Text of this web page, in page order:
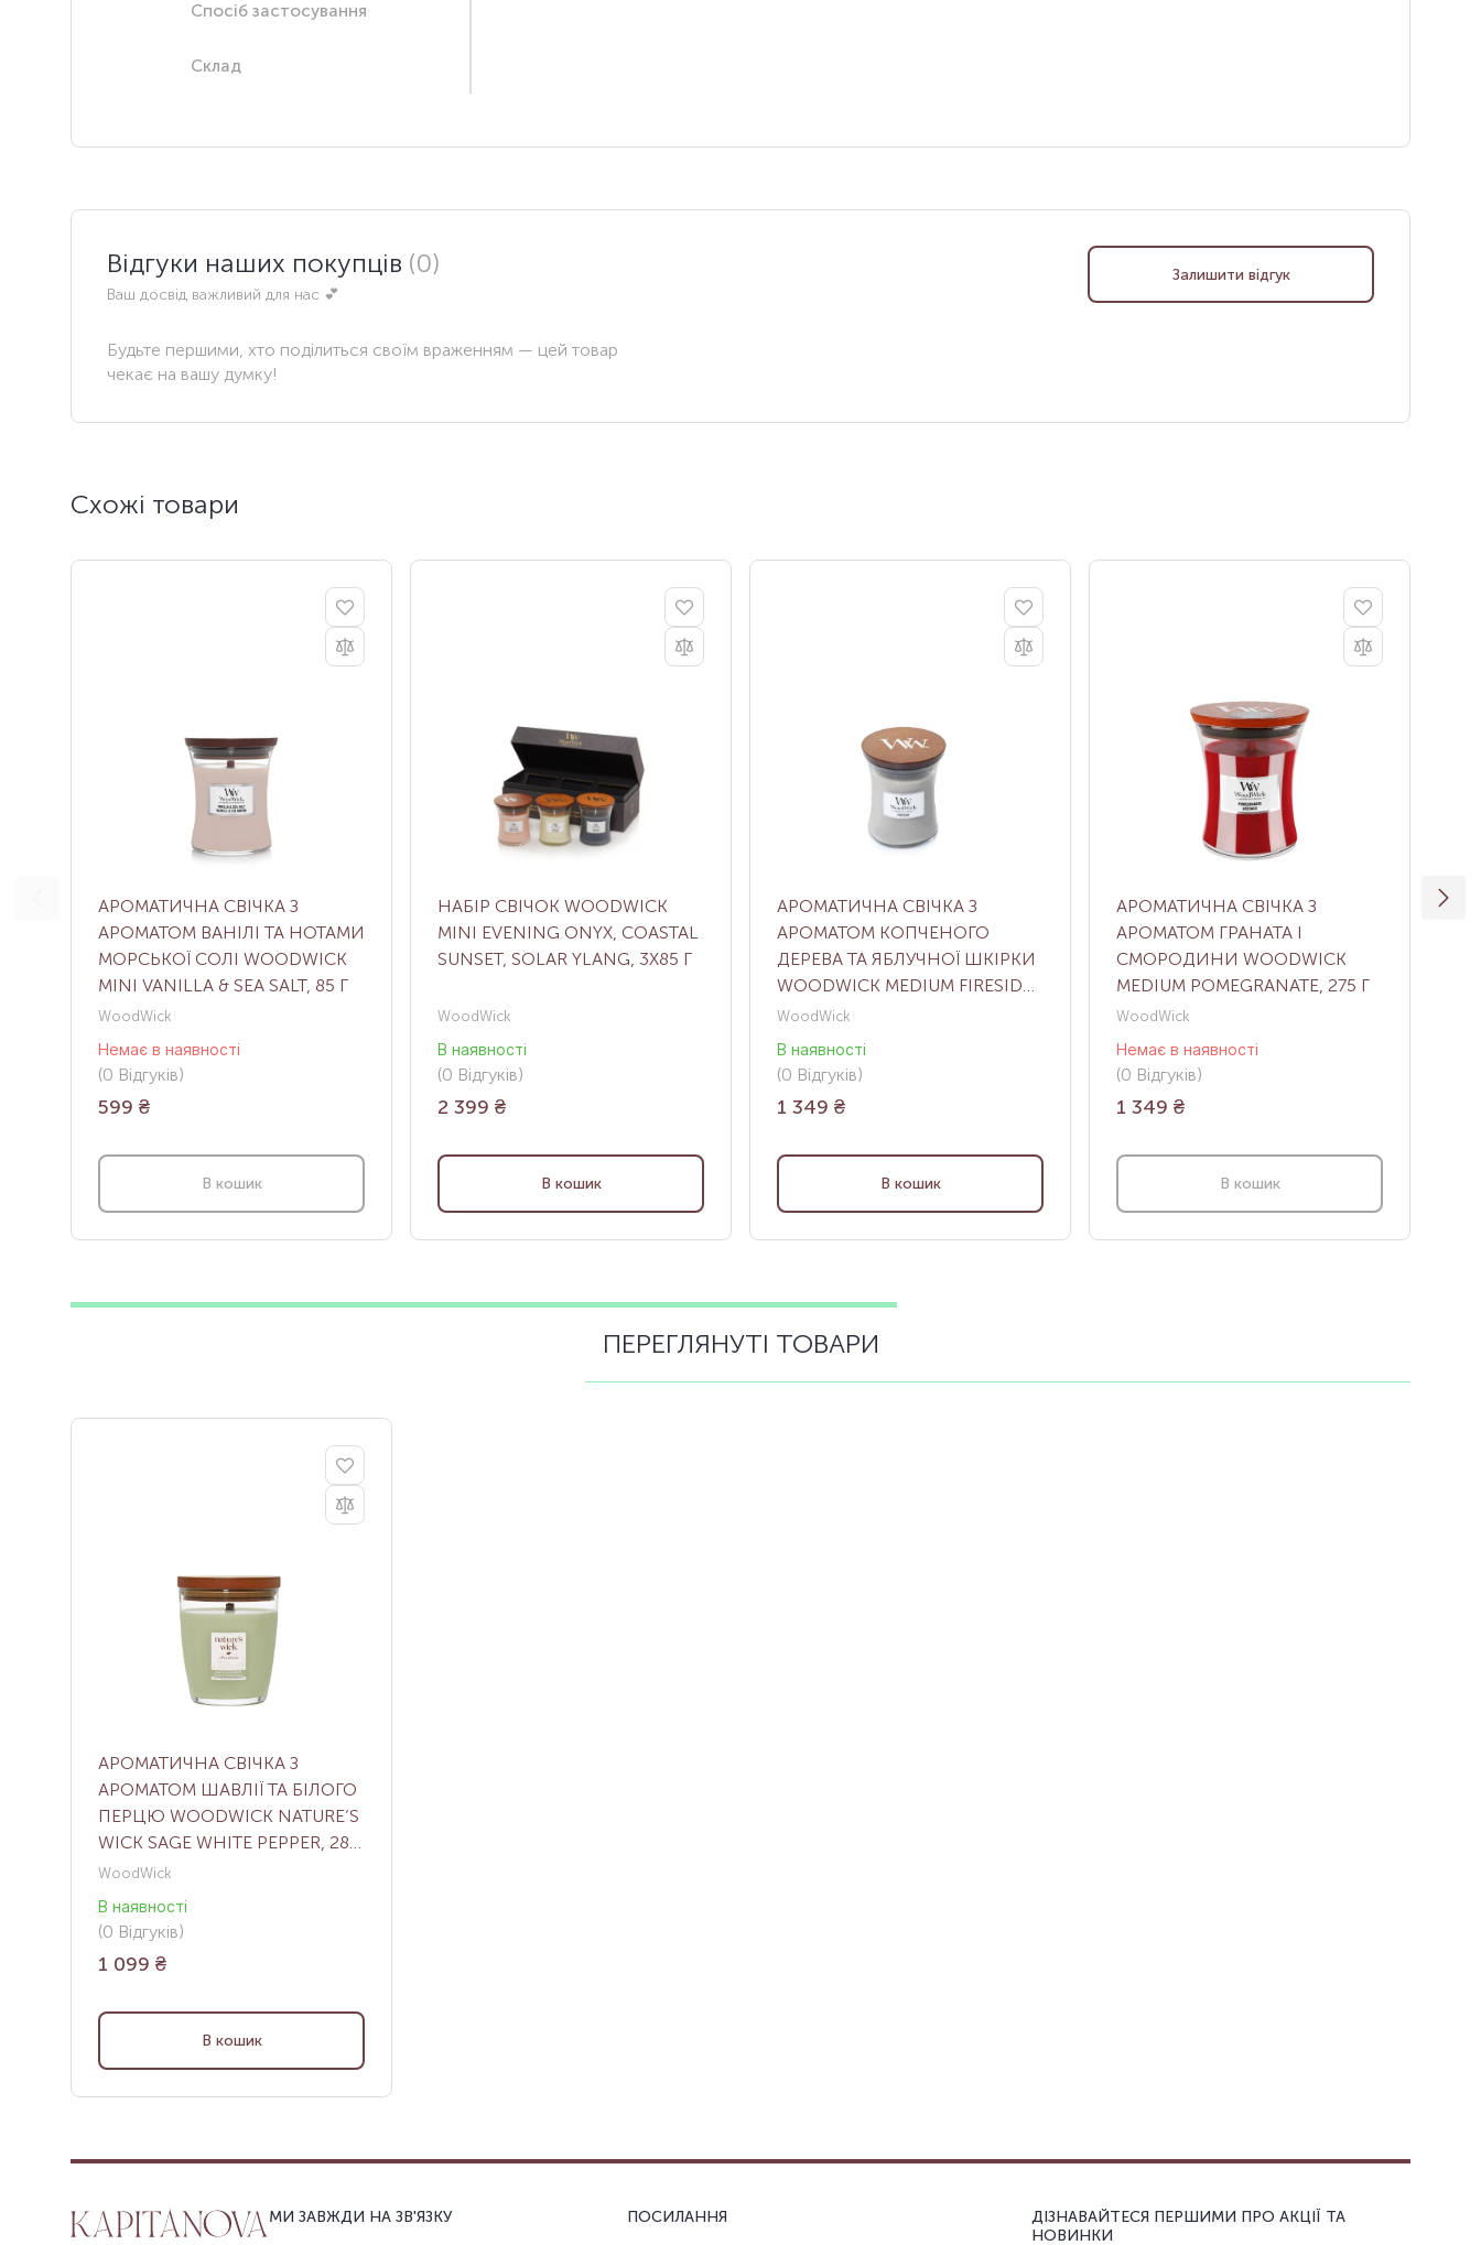
Спосіб застосування
Склад
Відгуки наших покупців (0)
Ваш досвід важливий для нас 💕
Залишити відгук
Будьте першими, хто поділиться своїм враженням — цей товар
чекає на вашу думку!
Схожі товари
АРОМАТИЧНА СВІЧКА З
АРОМАТОМ ВАНІЛІ ТА НОТАМИ
МОРСЬКОЇ СОЛІ WOODWICK
MINI VANILLA & SEA SALT, 85 Г
WoodWick
Немає в наявності
(0 Відгуків)
599 ₴
В кошик
НАБІР СВІЧОК WOODWICK
MINI EVENING ONYX, COASTAL
SUNSET, SOLAR YLANG, 3Х85 Г
WoodWick
В наявності
(0 Відгуків)
2 399 ₴
В кошик
АРОМАТИЧНА СВІЧКА З
АРОМАТОМ КОПЧЕНОГО
ДЕРЕВА ТА ЯБЛУЧНОЇ ШКІРКИ
WOODWICK MEDIUM FIRESIDE,
275 Г
WoodWick
В наявності
(0 Відгуків)
1 349 ₴
В кошик
АРОМАТИЧНА СВІЧКА З
АРОМАТОМ ГРАНАТА І
СМОРОДИНИ WOODWICK
MEDIUM POMEGRANATE, 275 Г
WoodWick
Немає в наявності
(0 Відгуків)
1 349 ₴
В кошик
ПЕРЕГЛЯНУТІ ТОВАРИ
АРОМАТИЧНА СВІЧКА З
АРОМАТОМ ШАВЛІЇ ТА БІЛОГО
ПЕРЦЮ WOODWICK NATURE’S
WICK SAGE WHITE PEPPER, 284
Г
WoodWick
В наявності
(0 Відгуків)
1 099 ₴
В кошик
МИ ЗАВЖДИ НА ЗВ'ЯЗКУ
ПОСИЛАННЯ
ДІЗНАВАЙТЕСЯ ПЕРШИМИ ПРО АКЦІЇ ТА
НОВИНКИ